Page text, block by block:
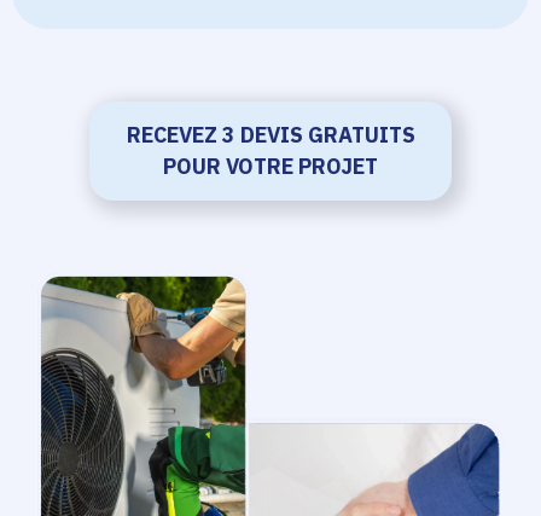
RECEVEZ 3 DEVIS GRATUITS
POUR VOTRE PROJET